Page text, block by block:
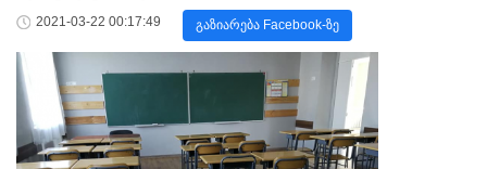
2021-03-22 00:17:49 გაზიარება Facebook-ზე